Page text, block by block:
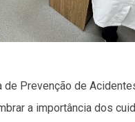
de Prevenção de
a importância dos